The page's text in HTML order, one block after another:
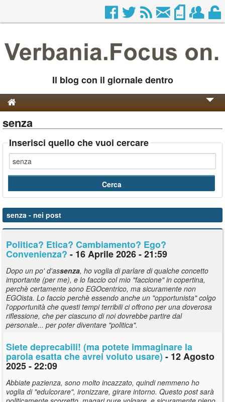
Il blog con il giornale dentro
Genesi e Storia
Contatti
senza
Inserisci quello che vuoi cercare
senza - nei post
Politica? Etica? Cambiamento? Ego?
Convenienza? - 16 Aprile 2026 - 21:59
Dopo un po' d'assenza, ho voglia di parlare di qualche concetto
importante (per me), e lo faccio col mio "faccione" in copertina,
perchè certamente sono EGOcentrico, ma sicuramente non
EGOista. Lo faccio perchè essendo anche un "opportunista" colgo
l'opportunità che questi tempi terribili ci offrono per una doverosa
riflessione, che per ciascuno di noi dovrebbe partire dal
personale... per poter diventare "politica".
Siete deprecabili! (ma potete immaginare la
parola esatta che avrei voluto usare) - 12 Agosto
2025 - 22:09
Abbiate pazienza, sono molto incazzato, quindi nemmeno ho
voglia di "edulcorare", ironizzare, girare intorno. Questo post sarà